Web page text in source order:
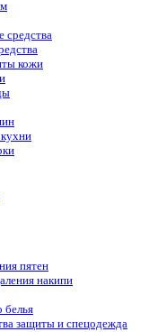
кожи
пятен
накипи
белья
защиты и спецодежда